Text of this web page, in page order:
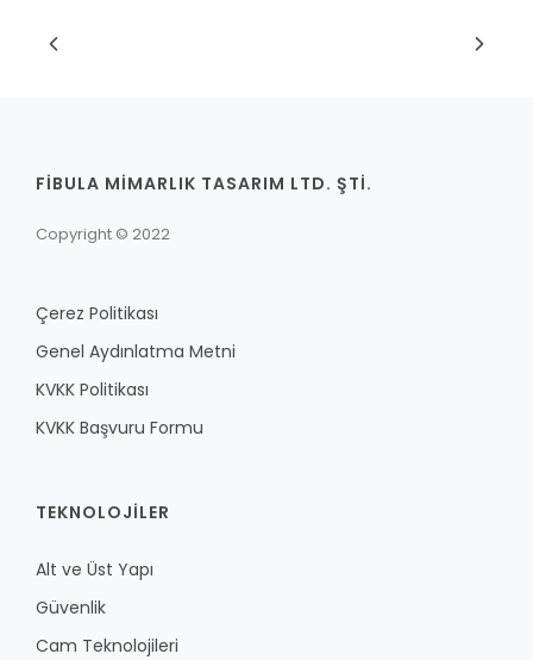
FİBULA MİMARLIK TASARIM LTD. ŞTİ.
Copyright © 2022
Çerez Politikası
Genel Aydınlatma Metni
KVKK Politikası
KVKK Başvuru Formu
TEKNOLOJILER
Alt ve Üst Yapı
Güvenlik
Cam Teknolojileri